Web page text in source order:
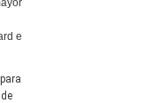
e